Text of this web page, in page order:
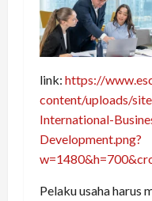
link: https://
content/uploads/
International-
Development.png?
Pelaku usaha harus